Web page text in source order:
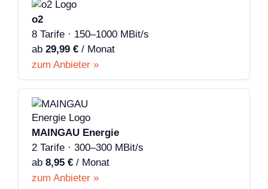
o2
8 Tarife · 150–1000 MBit/s
ab 29,99 € / Monat
zum Anbieter »
MAINGAU Energie
2 Tarife · 300–300 MBit/s
ab 8,95 € / Monat
zum Anbieter »